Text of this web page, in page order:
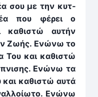
σου με την κυτ­
που φέρει ο
καθιστώ αυτήν
Ζωής. Ενώνω το
Του και καθιστώ
Ενώνω τα
και ­καθιστώ αυτά
Ενώνω